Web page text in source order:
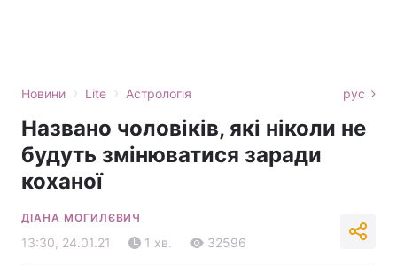
Новини › Lite › Астрологія рус
Названо чоловіків, які ніколи не
будуть змінюватися заради
коханої
ДІАНА МОГИЛЄВИЧ
13:30, 24.01.21 1 хв. 32596